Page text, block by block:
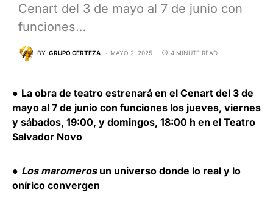
Cenart del 3 de mayo al 7 de junio con
funciones…
BY GRUPO CERTEZA MAYO 2, 2025 4 MINUTE READ
● La obra de teatro estrenará en el Cenart del 3 de
mayo al 7 de junio con funciones los jueves, viernes
y sábados, 19:00, y domingos, 18:00 h en el Teatro
Salvador Novo
● Los maromerosun universo donde lo real y lo
onírico convergen